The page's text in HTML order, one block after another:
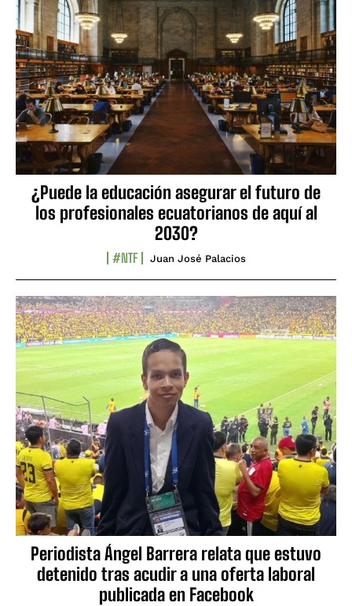
¿Puede la educación asegurar el futuro de
los profesionales ecuatorianos de aquí al
2030?
#NTF Juan José Palacios
Periodista Ángel Barrera relata que estuvo
detenido tras acudir a una oferta laboral
publicada en Facebook